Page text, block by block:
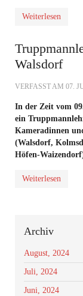
Weiterlesen
Walsdorf
VERFASST AM 07.
In der Zeit vom
ein
Kameradinnen
(Walsdorf,
Höfen-
Weiterlesen
Archiv
August, 2024
Juli, 2024
Juni, 2024